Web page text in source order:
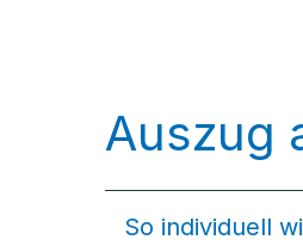
Auszug
So individuell